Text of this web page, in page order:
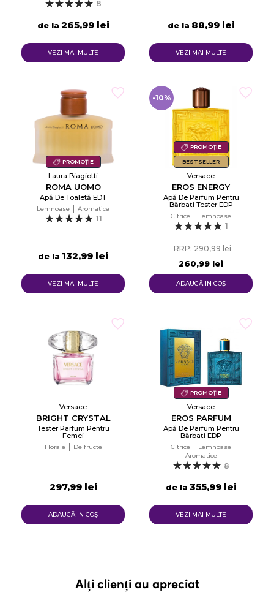
8
de la 265,99 lei
VEZI MAI MULTE
de la 88,99 lei
VEZI MAI MULTE
PROMOȚIE
Laura Biagiotti
ROMA UOMO
Apă De Toaletă EDT
Lemnoase Aromatice
11
de la 132,99 lei
VEZI MAI MULTE
PROMOȚIE
BESTSELLER
-10%
Versace
EROS ENERGY
Apă De Parfum Pentru
Bărbați Tester EDP
Citrice Lemnoase
1
RRP: 290,99 lei
260,99 lei
ADAUGĂ IN COŞ
Versace
BRIGHT CRYSTAL
Tester Parfum Pentru
Femei
Florale De fructe
297,99 lei
ADAUGĂ IN COŞ
PROMOȚIE
Versace
EROS PARFUM
Apă De Parfum Pentru
Bărbați EDP
Citrice
Lemnoase
Aromatice
8
de la 355,99 lei
VEZI MAI MULTE
Alți clienți au apreciat